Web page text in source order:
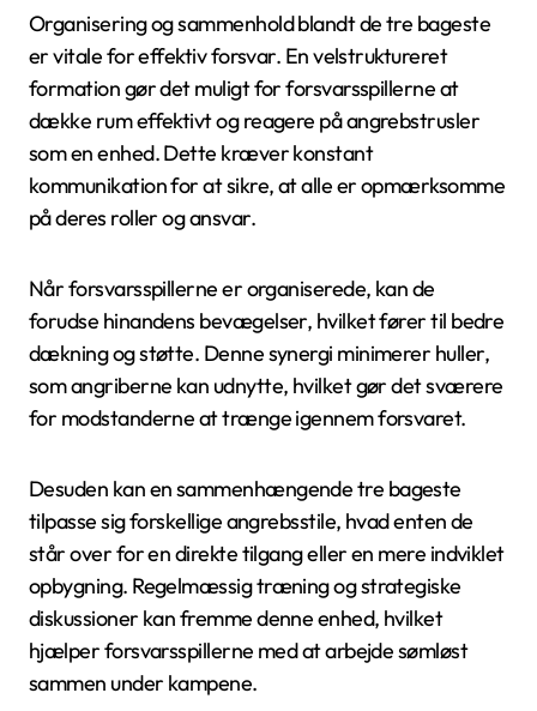
Organisering og sammenhold blandt de tre bageste
er vitale for effektiv forsvar. En velstruktureret
formation gør det muligt for forsvarsspillerne at
dække rum effektivt og reagere på angrebstrusler
som en enhed. Dette kræver konstant
kommunikation for at sikre, at alle er opmærksomme
på deres roller og ansvar.
Når forsvarsspillerne er organiserede, kan de
forudse hinandens bevægelser, hvilket fører til bedre
dækning og støtte. Denne synergi minimerer huller,
som angriberne kan udnytte, hvilket gør det sværere
for modstanderne at trænge igennem forsvaret.
Desuden kan en sammenhængende tre bageste
tilpasse sig forskellige angrebsstile, hvad enten de
står over for en direkte tilgang eller en mere indviklet
opbygning. Regelmæssig træning og strategiske
diskussioner kan fremme denne enhed, hvilket
hjælper forsvarsspillerne med at arbejde sømløst
sammen under kampene.